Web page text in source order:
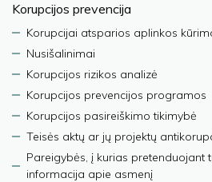
Korupcijos prevencija
Korupcijai atsparios aplinkos
Nusišalinimai
Korupcijos rizikos analizė
Korupcijos prevencijos programos
Korupcijos pasireiškimo tikimybė
Teisės aktų ar jų projektų
Pareigybės, į kurias pretenduojant
informacija apie asmenį